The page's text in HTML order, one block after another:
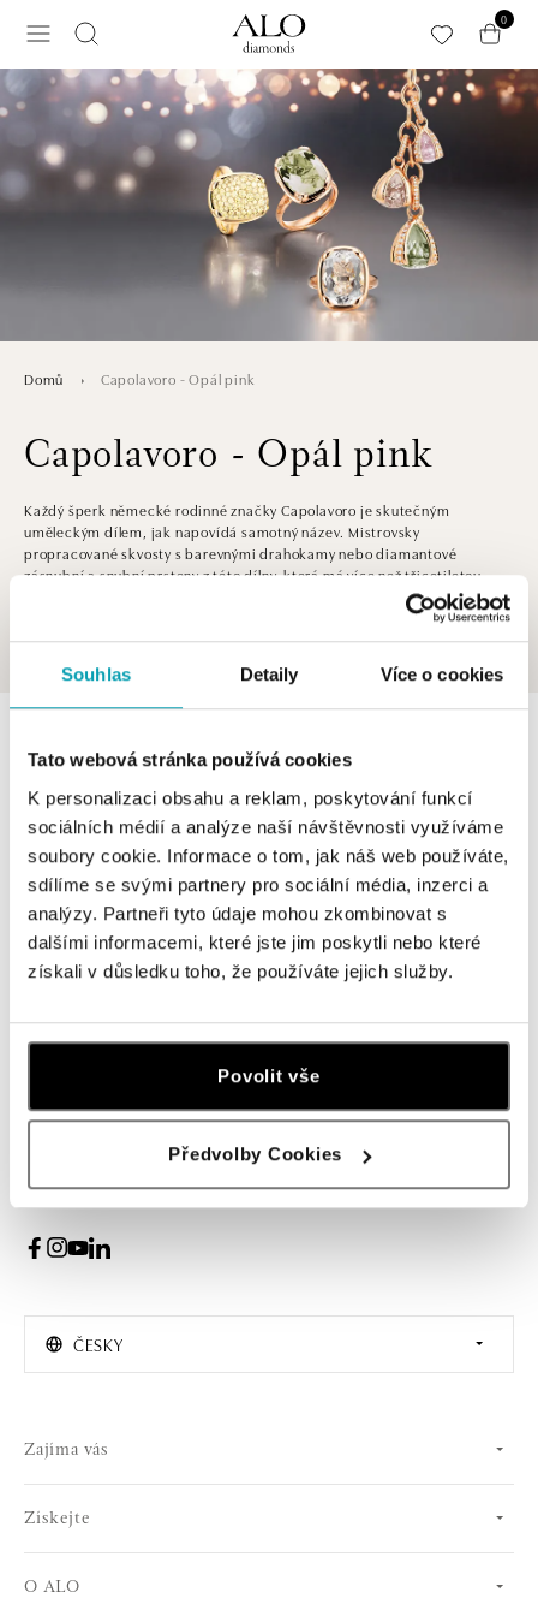
Souhlas Detaily Více o cookies
Tato webová stránka používá cookies
K personalizaci obsahu a reklam, poskytování funkcí
sociálních médií a analýze naší návštěvnosti využíváme
soubory cookie. Informace o tom, jak náš web používáte,
sdílíme se svými partnery pro sociální média, inzerci a
analýzy. Partneři tyto údaje mohou zkombinovat s
dalšími informacemi, které jste jim poskytli nebo které
získali v důsledku toho, že používáte jejich služby.
Povolit vše
Předvolby Cookies
0
Domů Capolavoro - Opál pink
Capolavoro - Opál pink
Každý šperk německé rodinné značky Capolavoro je skutečným
uměleckým dílem, jak napovídá samotný název. Mistrovsky
propracované skvosty s barevnými drahokamy nebo diamantové
zásnubní a snubní prsteny z této dílny, která má více než třicetiletou
tradici, představují vrchol elegance a řemeslné dokonalosti. Objevte
svět Capolavoro, oslavující krásu a lásku ve všech jejích podobách.
V katalogu nejsou žádné produkty.
Přihlášení k odběru newsletteru
Žena
Muž
ČESKY
Zajíma vás
Získejte
O ALO